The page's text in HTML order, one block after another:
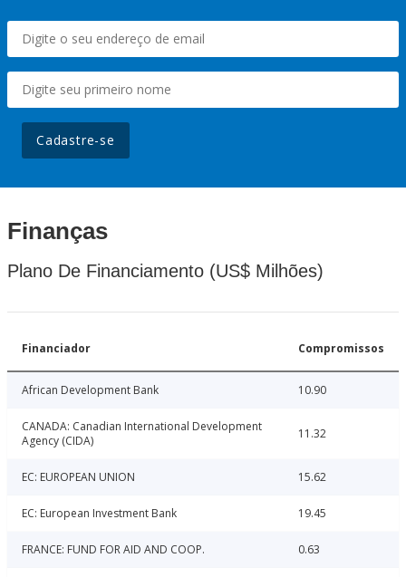
Cadastre-se
Finanças
Plano De Financiamento (US$ Milhões)
Financiador Compromissos
African Development Bank 10.90
CANADA: Canadian International Development
Agency (CIDA)
11.32
EC: EUROPEAN UNION 15.62
EC: European Investment Bank 19.45
FRANCE: FUND FOR AID AND COOP. 0.63